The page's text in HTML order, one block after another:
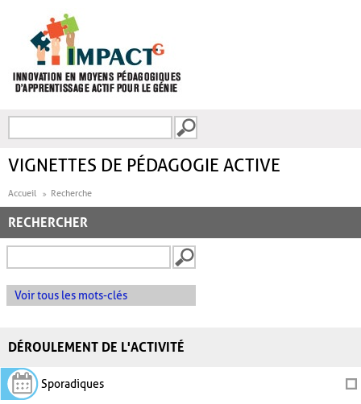
FORMULAIRE DE
VIGNETTES DE PÉDAGOGIE ACTIVE
Accueil Recherche
RECHERCHER
Voir tous les mots-clés
DÉROULEMENT DE L'ACTIVITÉ
Sporadiques